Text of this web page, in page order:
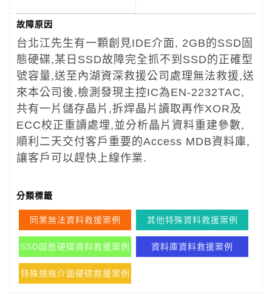
故障原因
台北江先生有一顆創見IDE介面, 2GB的SSD固
態硬碟,某日SSD故障完全抓不到SSD的正確型
號容量,送至內湖資深救援公司處理無法救援,送
來本公司後,檢測發現主控IC為EN-2232TAC,
共有一片儲存晶片,拆焊晶片讀取再作XOR及
ECC校正重讀處埋,並分析晶片資料重建參數,
順利二天交付客戶重要的Access MDB資料庫,
讓客戶可以趕快上線作業.
分類標籤
同業無法資料救援案例 其他特殊資料救援案例
SSD固態硬碟資料救援案例 資料庫資料救援案例
特殊規格介面硬碟救援案例